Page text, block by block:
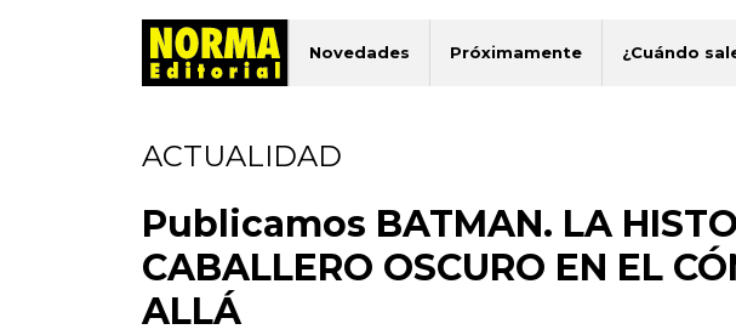
Novedades Próximamente ¿Cuándo
ACTUALIDAD
Publicamos BATMAN. LA
CABALLERO OSCURO EN EL
ALLÁ